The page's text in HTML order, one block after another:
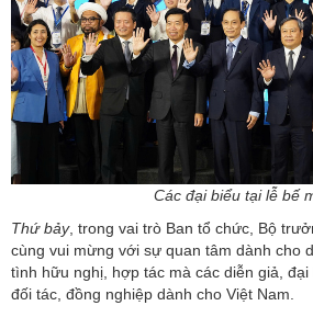
Các đại biểu tại lễ bế
Thứ bảy, trong vai trò Ban tổ chức, Bộ
cùng vui mừng với sự quan tâm dành cho
tình hữu nghị, hợp tác mà các diễn giả, đại
đối tác, đồng nghiệp dành cho Việt Nam.